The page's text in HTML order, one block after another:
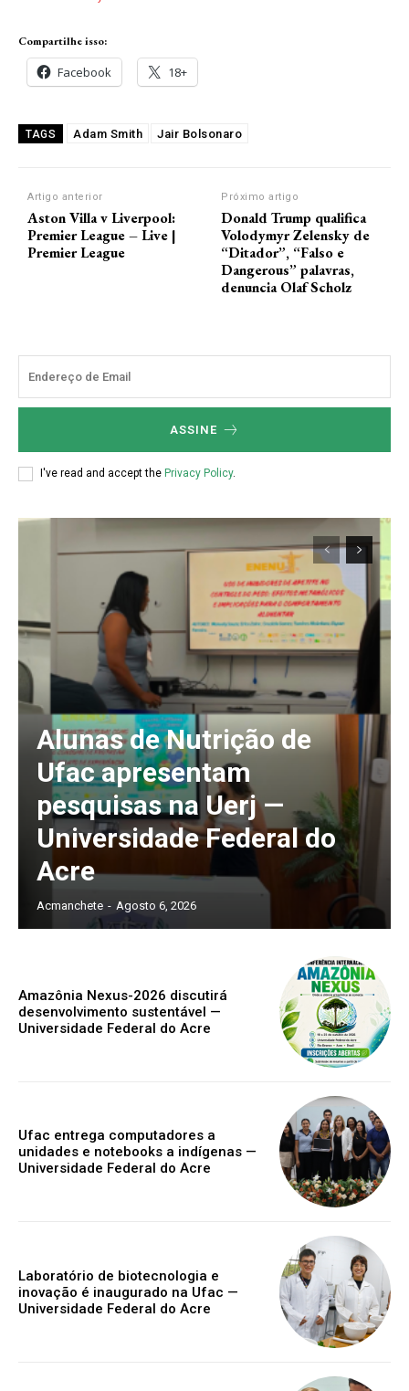
Compartilhe isso:
Facebook 18+
TAGS Adam Smith Jair Bolsonaro
Artigo anterior
Aston Villa v Liverpool:
Premier League – Live |
Premier League
Próximo artigo
Donald Trump qualifica
Volodymyr Zelensky de
“Ditador”, “Falso e
Dangerous” palavras,
denuncia Olaf Scholz
ASSINE
I've read and accept the Privacy Policy.
Alunas de Nutrição de
Ufac apresentam
pesquisas na Uerj —
Universidade Federal do
Acre
Acmanchete - Agosto 6, 2026
Amazônia Nexus-2026 discutirá
desenvolvimento sustentável —
Universidade Federal do Acre
Ufac entrega computadores a
unidades e notebooks a indígenas —
Universidade Federal do Acre
Laboratório de biotecnologia e
inovação é inaugurado na Ufac —
Universidade Federal do Acre